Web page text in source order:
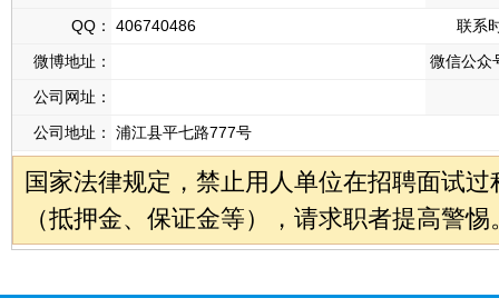
QQ：
406740486
联系
微博地址：
微信公众
公司网址：
公司地址：
浦江县平七路777号
国家法律规定，禁止用人单位在招聘面试
（抵押金、保证金等），请求职者提高警惕